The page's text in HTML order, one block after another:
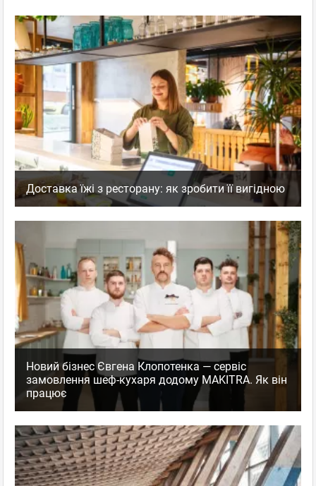
відгуків: 0
Заклад працює лише на доставку та
самовивіз
Київ, Почайна - Оболонь
пр. Героїв Сталінграда, 24 А
Мінська
Пн–Нд 10:00 - 22:00
відгуків: 0
Доставка їжі з ресторану: як зробити її вигідною
Новий бізнес Євгена Клопотенка — сервіс
замовлення шеф-кухаря додому MAKITRA. Як він
працює